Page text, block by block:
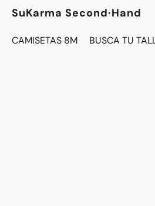
SuKarma Second·Hand
CAMISETAS 8M BUSCA TU